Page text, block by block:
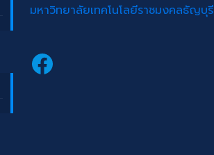
มหาวิทยาลัยเทคโนโลยีราชมงคลธัญบุรี
Facebook